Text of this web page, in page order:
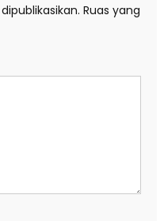
Ruas yang